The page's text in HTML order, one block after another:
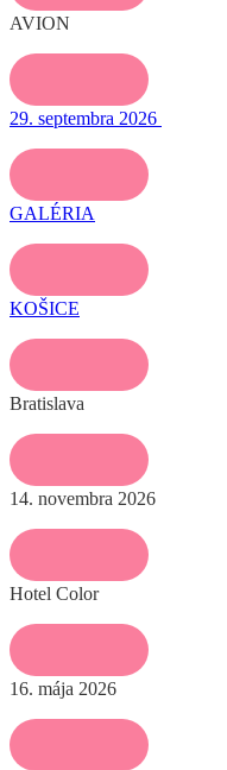
AVION
29. septembra 2026
GALÉRIA
KOŠICE
Bratislava
14. novembra 2026
Hotel Color
16. mája 2026